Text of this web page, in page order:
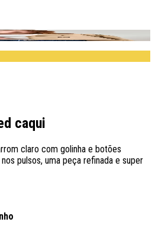
caqui
claro com golinha e botões
pulsos, uma peça refinada e super